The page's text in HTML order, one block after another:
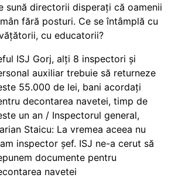
sună directorii disperați că oamenii
fără posturi. Ce se întâmplă cu
cu educatorii?
ISJ Gorj, alți 8 inspectori și
auxiliar trebuie să returneze
55.000 de lei, bani acordați
decontarea navetei, timp de
un an / Inspectorul general,
Staicu: La vremea aceea nu
inspector șef. ISJ ne-a cerut să
documente pentru
navetei